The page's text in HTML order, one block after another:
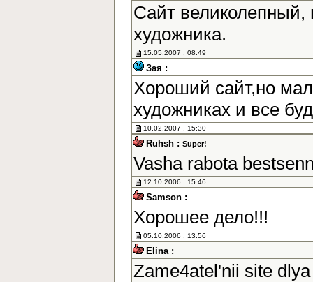
Сайт великолепный,
художника.
15.05.2007 , 08:49
Зая :
Хороший сайт,но
художниках и все
10.02.2007 , 15:30
Ruhsh : Super!
Vasha rabota
12.10.2006 , 15:46
Samson :
Хорошее дело!!!
05.10.2006 , 13:56
Elina :
Zame4atel'nii site